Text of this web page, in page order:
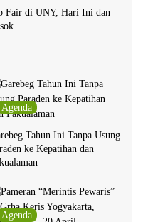
Fair di UNY, Hari Ini dan
Agenda
Tahun Ini Tanpa Usung
ke Kepatihan dan
Agenda